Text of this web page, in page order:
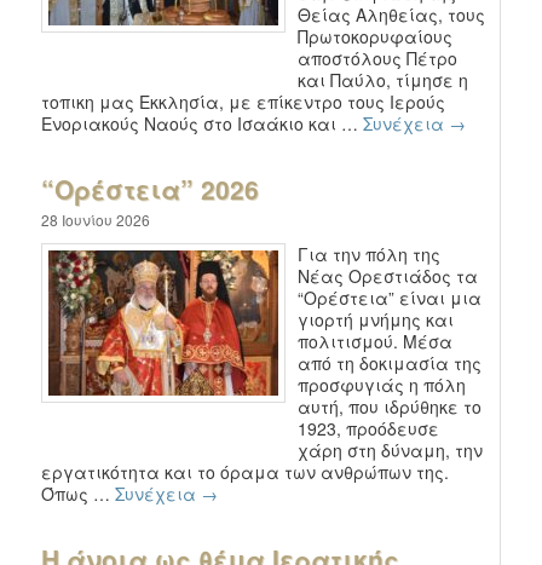
Θείας Αληθείας, τους
Πρωτοκορυφαίους
αποστόλους Πέτρο
και Παύλο, τίμησε η
τοπικη μας Εκκλησία, με επίκεντρο τους Ιερούς
Ενοριακούς Ναούς στο Ισαάκιο και …Συνέχεια →
“Ορέστεια” 2026
28 Ιουνίου 2026
Για την πόλη της
Νέας Ορεστιάδος τα
“Ορέστεια” είναι μια
γιορτή μνήμης και
πολιτισμού. Μέσα
από τη δοκιμασία της
προσφυγιάς η πόλη
αυτή, που ιδρύθηκε το
1923, προόδευσε
χάρη στη δύναμη, την
εργατικότητα και το όραμα των ανθρώπων της.
Όπως …Συνέχεια →